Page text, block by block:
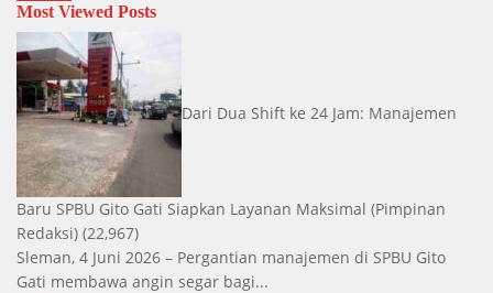
Most Viewed Posts
Dari Dua Shift ke 24 Jam: Manajemen
Baru SPBU Gito Gati Siapkan Layanan Maksimal (Pimpinan
Redaksi) (22,967)
Sleman, 4 Juni 2026 – Pergantian manajemen di SPBU Gito
Gati membawa angin segar bagi...